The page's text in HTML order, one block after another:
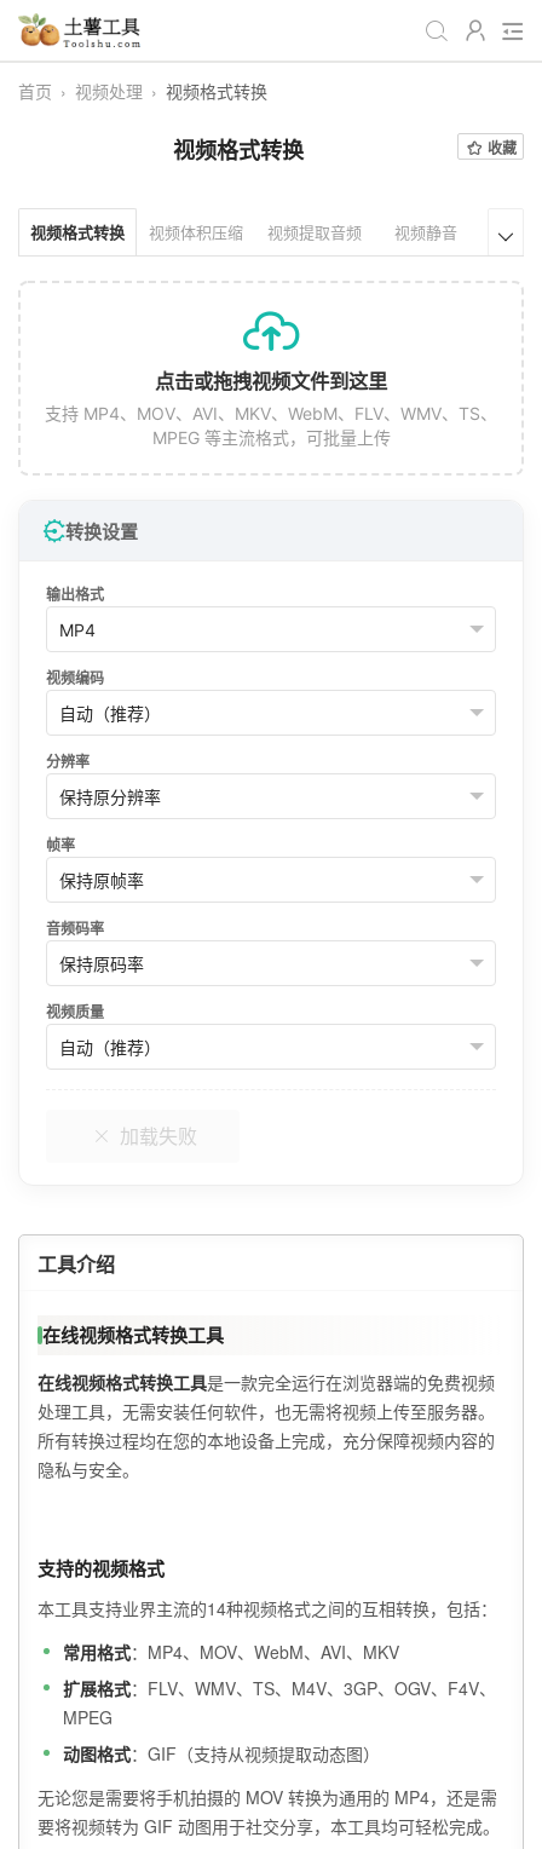
视频处理
图像处理
首页 › 视频处理 › 视频格式转换
视频格式转换 收藏
视频格式转换 视频体积压缩 视频提取音频 视频静音 视频

点击或拖拽视频文件到这里
支持 MP4、MOV、AVI、MKV、WebM、FLV、WMV、TS、
MPEG 等主流格式，可批量上传
转换设置
输出格式
视频编码
分辨率
帧率
音频码率
视频质量
加载失败
工具介绍
在线视频格式转换工具
在线视频格式转换工具是一款完全运行在浏览器端的免费视频
处理工具，无需安装任何软件，也无需将视频上传至服务器。
所有转换过程均在您的本地设备上完成，充分保障视频内容的
隐私与安全。
支持的视频格式
本工具支持业界主流的14种视频格式之间的互相转换，包括：
常用格式：MP4、MOV、WebM、AVI、MKV
扩展格式：FLV、WMV、TS、M4V、3GP、OGV、F4V、
MPEG
动图格式：GIF（支持从视频提取动态图）
无论您是需要将手机拍摄的 MOV 转换为通用的 MP4，还是需
要将视频转为 GIF 动图用于社交分享，本工具均可轻松完成。